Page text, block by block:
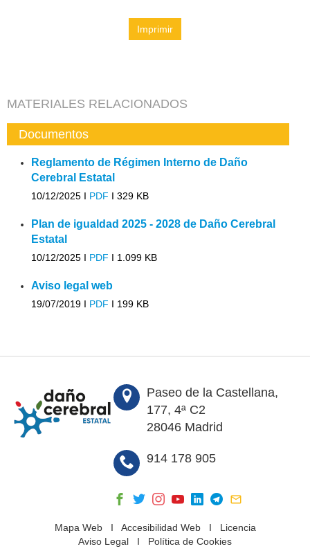
Imprimir
MATERIALES RELACIONADOS
Documentos
Reglamento de Régimen Interno de Daño
Cerebral Estatal
10/12/2025 I PDF I 329 KB
Plan de igualdad 2025 - 2028 de Daño Cerebral
Estatal
10/12/2025 I PDF I 1.099 KB
Aviso legal web
19/07/2019 I PDF I 199 KB
Paseo de la Castellana,
177, 4ª C2
28046 Madrid
914 178 905
Mapa WebI Accesibilidad WebI Licencia
Aviso Legal I Política de Cookies